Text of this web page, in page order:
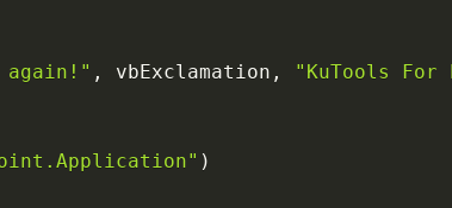
, vbExclamation ,
"KuTools For
)